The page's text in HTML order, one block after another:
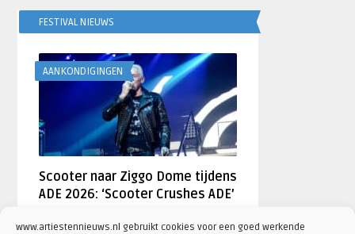
www.artiestennieuws.nl gebruikt cookies voor een goed werkende
FESTIVAL NIEUWS
AANKONDIGINGEN
Scooter naar Ziggo Dome tijdens
ADE 2026: ‘Scooter Crushes ADE’